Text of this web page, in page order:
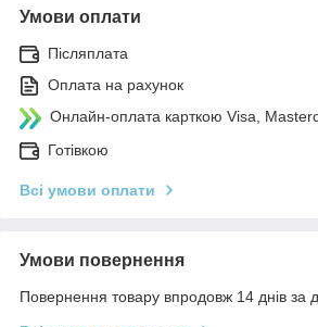
Умови оплати
Післяплата
Оплата на рахунок
Онлайн-оплата карткою Visa,
Готівкою
Всі умови оплати
Умови повернення
Повернення товару впродовж 14 днів за